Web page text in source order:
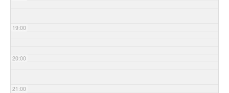
19:00
20:00
21:00